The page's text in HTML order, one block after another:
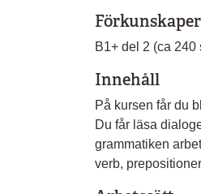
Förkunskaper
B1+ del 2 (ca
Innehåll
På kursen får du
Du får läsa
grammatiken
verb,